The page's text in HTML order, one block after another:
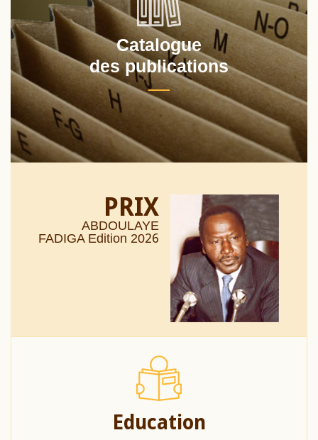
Catalogue
des publications
PRIX
ABDOULAYE
FADIGA Edition 2026
Education